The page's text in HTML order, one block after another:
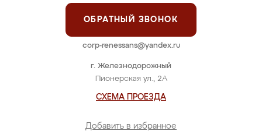
г. Железнодорожный
Пионерская ул., 2А
СХЕМА ПРОЕЗДА
Добавить в избранное
ОБРАТНЫЙ ЗВОНОК
corp-renessans@yandex.ru